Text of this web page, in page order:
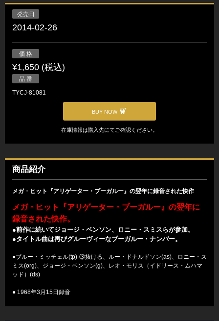
発売日
2014-02-26
価 格
¥1,650 (税込)
品 番
TYCJ-81081
BUY NOW
在庫情報は購入先にてご確認ください。
商品紹介
メガ・ヒット『アリゲーター・ブーガルー』の翌年に録音された快作
メガ・ヒット『アリゲーター・ブーガルー』の翌年に
録音された快作。
●前作に続いてジョージ・ベンソン、ロニー・スミスらが参加。
●タイトル曲は再びグルーヴィーなブーガルー・ナンバー。
●ブルー・ミッチェル(tp)-③抜ける、ルー・ドナルドソン(as)、ロニー・ス
ミス(org)、ジョージ・ベンソン(g)、レオ・モリス（イドリース・ムハマ
ッド）(ds)
● 1968年3月15日録音